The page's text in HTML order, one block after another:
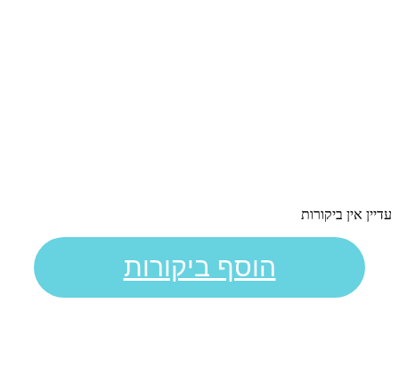
עדיין אין ביקורות
הוסף ביקורות